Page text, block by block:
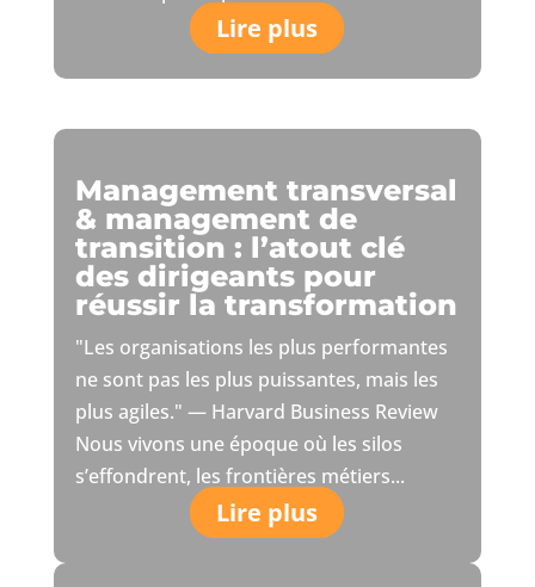
Lire plus
Management transversal
& management de
transition : l’atout clé
des dirigeants pour
réussir la transformation
"Les organisations les plus performantes
ne sont pas les plus puissantes, mais les
plus agiles." — Harvard Business Review
Nous vivons une époque où les silos
s’effondrent, les frontières métiers...
Lire plus